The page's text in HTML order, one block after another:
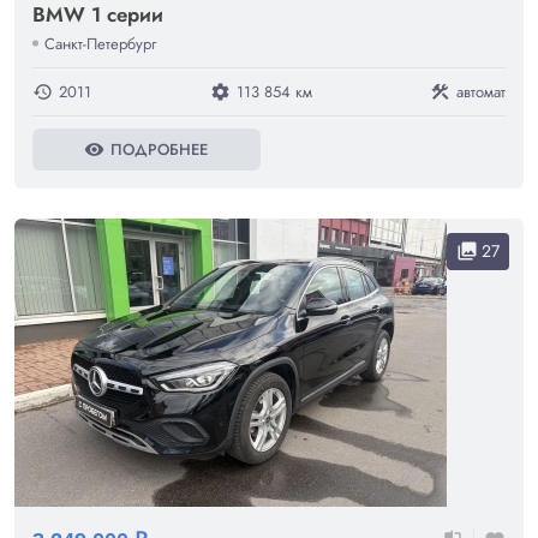
BMW 1 серии
Санкт-Петербург
history 2011 settings 113 854 км construction автомат
visibility ПОДРОБНЕЕ
collections 27